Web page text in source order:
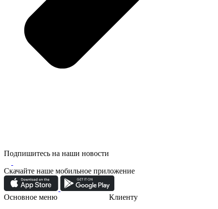
Подпишитесь на наши новости
Скачайте наше мобильное приложение
Основное меню
Клиенту